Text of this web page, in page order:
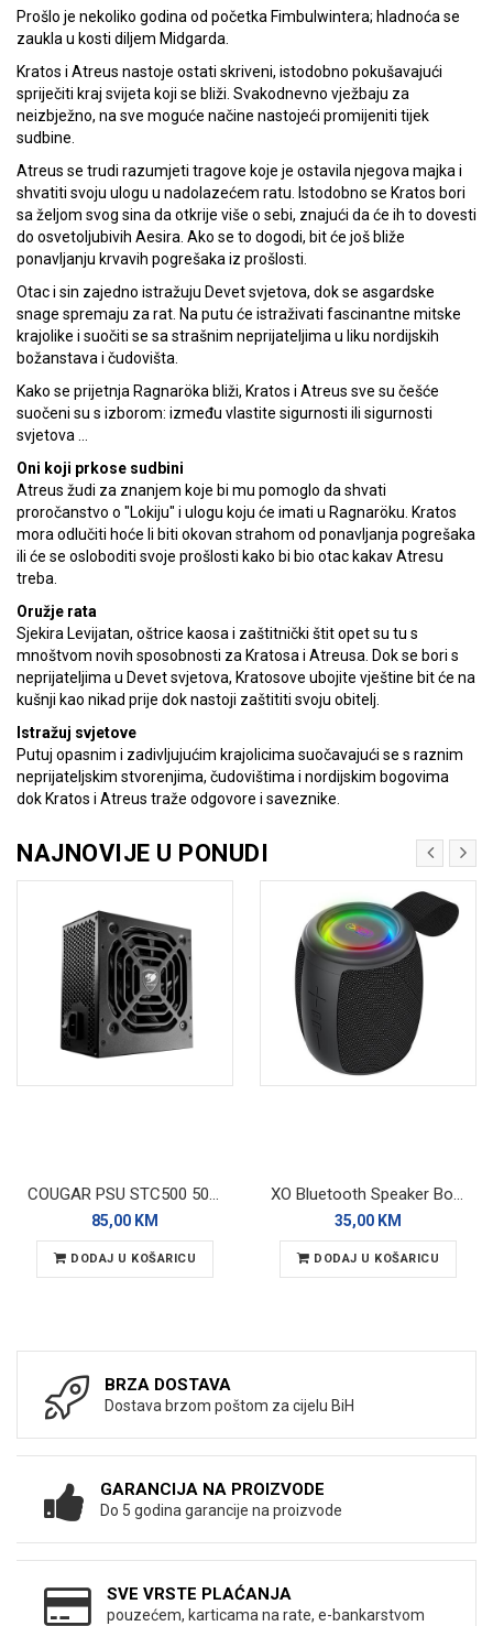
Prošlo je nekoliko godina od početka Fimbulwintera; hladnoća se
zaukla u kosti diljem Midgarda.
Kratos i Atreus nastoje ostati skriveni, istodobno pokušavajući
spriječiti kraj svijeta koji se bliži. Svakodnevno vježbaju za
neizbježno, na sve moguće načine nastojeći promijeniti tijek
sudbine.
Atreus se trudi razumjeti tragove koje je ostavila njegova majka i
shvatiti svoju ulogu u nadolazećem ratu. Istodobno se Kratos bori
sa željom svog sina da otkrije više o sebi, znajući da će ih to dovesti
do osvetoljubivih Aesira. Ako se to dogodi, bit će još bliže
ponavljanju krvavih pogrešaka iz prošlosti.
Otac i sin zajedno istražuju Devet svjetova, dok se asgardske
snage spremaju za rat. Na putu će istraživati fascinantne mitske
krajolike i suočiti se sa strašnim neprijateljima u liku nordijskih
božanstava i čudovišta.
Kako se prijetnja Ragnaröka bliži, Kratos i Atreus sve su češće
suočeni su s izborom: između vlastite sigurnosti ili sigurnosti
svjetova …
Oni koji prkose sudbini
Atreus žudi za znanjem koje bi mu pomoglo da shvati
proročanstvo o "Lokiju" i ulogu koju će imati u Ragnaröku. Kratos
mora odlučiti hoće li biti okovan strahom od ponavljanja pogrešaka
ili će se osloboditi svoje prošlosti kako bi bio otac kakav Atresu
treba.
Oružje rata
Sjekira Levijatan, oštrice kaosa i zaštitnički štit opet su tu s
mnoštvom novih sposobnosti za Kratosa i Atreusa. Dok se bori s
neprijateljima u Devet svjetova, Kratosove ubojite vještine bit će na
kušnji kao nikad prije dok nastoji zaštititi svoju obitelj.
Istražuj svjetove
Putuj opasnim i zadivljujućim krajolicima suočavajući se s raznim
neprijateljskim stvorenjima, čudovištima i nordijskim bogovima
dok Kratos i Atreus traže odgovore i saveznike.
NAJNOVIJE U PONUDI
COUGAR PSU STC500 500W
85,00 KM
DODAJ U KOŠARICU
XO Bluetooth Speaker BoomBox F82 Black RGB
35,00 KM
DODAJ U KOŠARICU
BRZA DOSTAVA
Dostava brzom poštom za cijelu BiH
GARANCIJA NA PROIZVODE
Do 5 godina garancije na proizvode
SVE VRSTE PLAĆANJA
pouzećem, karticama na rate, e-bankarstvom